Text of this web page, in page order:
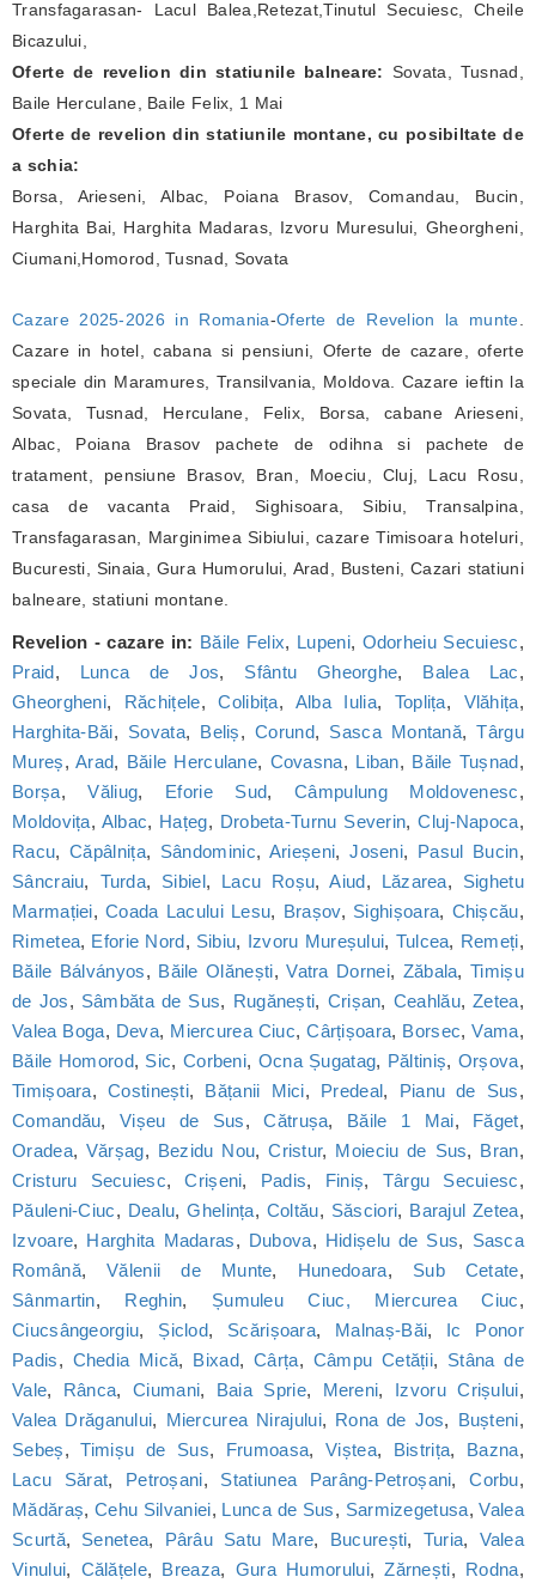
Transfagarasan- Lacul Balea,Retezat,Tinutul Secuiesc, Cheile
Bicazului,
Oferte de revelion din statiunile balneare: Sovata, Tusnad,
Baile Herculane, Baile Felix, 1 Mai
Oferte de revelion din statiunile montane, cu posibiltate de
a schia:
Borsa, Arieseni, Albac, Poiana Brasov, Comandau, Bucin,
Harghita Bai, Harghita Madaras, Izvoru Muresului, Gheorgheni,
Ciumani,Homorod, Tusnad, Sovata
Cazare 2025-2026 in Romania-Oferte de Revelion la munte
Cazare in hotel, cabana si pensiuni, Oferte de cazare, oferte
speciale din Maramures, Transilvania, Moldova. Cazare ieftin la
Sovata, Tusnad, Herculane, Felix, Borsa, cabane Arieseni,
Albac, Poiana Brasov pachete de odihna si pachete de
tratament, pensiune Brasov, Bran, Moeciu, Cluj, Lacu Rosu,
casa de vacanta Praid, Sighisoara, Sibiu, Transalpina,
Transfagarasan, Marginimea Sibiului, cazare Timisoara hoteluri,
Bucuresti, Sinaia, Gura Humorului, Arad, Busteni, Cazari statiuni
balneare, statiuni montane.
Revelion - cazare in: Băile Felix, Lupeni, Odorheiu Secuiesc,
Praid, Lunca de Jos, Sfântu Gheorghe, Balea Lac,
Gheorgheni, Răchițele,Colibița, Alba Iulia, Toplița, Vlăhița,
Harghita-Băi, Sovata, Beliș,Corund, Sasca Montană,Târgu
Mureș, Arad, Băile Herculane, Covasna, Liban, Băile Tușnad,
Borșa,Văliug, Eforie Sud,Câmpulung Moldovenesc,
Moldovița, Albac, Hațeg, Drobeta-Turnu Severin,Cluj-Napoca,
Racu,Căpâlnița, Sândominic, Arieșeni,Joseni, Pasul Bucin,
Sâncraiu, Turda, Sibiel, Lacu Roșu,Aiud, Lăzarea, Sighetu
Marmației,Coada Lacului Lesu, Brașov, Sighișoara, Chișcău,
Rimetea, Eforie Nord, Sibiu, Izvoru Mureșului, Tulcea, Remeți,
Băile Bálványos, Băile Olănești,Vatra Dornei, Zăbala,Timișu
de Jos, Sâmbăta de Sus, Rugănești, Crișan, Ceahlău,Zetea,
Valea Boga, Deva, Miercurea Ciuc,Cârțișoara, Borsec,Vama,
Băile Homorod, Sic, Corbeni, Ocna Șugatag, Păltiniș, Orșova,
Timișoara,Costinești, Bățanii Mici, Predeal, Pianu de Sus,
Comandău,Vișeu de Sus,Cătrușa, Băile 1 Mai, Făget,
Oradea, Vărșag, Bezidu Nou,Cristur, Moieciu de Sus, Bran,
Cristuru Secuiesc,Crișeni, Padis, Finiș, Târgu Secuiesc,
Păuleni-Ciuc, Dealu,Ghelința, Coltău, Săsciori, Barajul Zetea,
Izvoare, Harghita Madaras, Dubova, Hidișelu de Sus, Sasca
Română,Vălenii de Munte, Hunedoara, Sub Cetate,
Sânmartin, Reghin, Șumuleu Ciuc, Miercurea Ciuc,
Ciucsângeorgiu, Șiclod, Scărișoara, Malnaș-Băi, Ic Ponor
Padis, Chedia Mică, Bixad,Cârța, Câmpu Cetății, Stâna de
Vale, Rânca,Ciumani, Baia Sprie, Mereni, Izvoru Crișului,
Valea Drăganului, Miercurea Nirajului, Rona de Jos, Bușteni,
Sebeș,Timișu de Sus, Frumoasa,Viștea, Bistrița, Bazna,
Lacu Sărat, Petroșani, Statiunea Parâng-Petroșani,Corbu,
Mădăraș,Cehu Silvaniei, Lunca de Sus, Sarmizegetusa,Valea
Scurtă, Senetea, Pârâu Satu Mare, București, Turia, Valea
Vinului, Călățele, Breaza, Gura Humorului,Zărnești, Rodna,